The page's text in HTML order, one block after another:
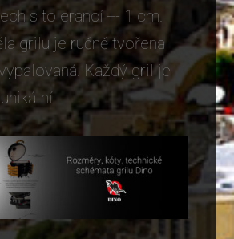
s tolerancí +- 1 cm.
grilu je ručně tvořena
Každý gril je